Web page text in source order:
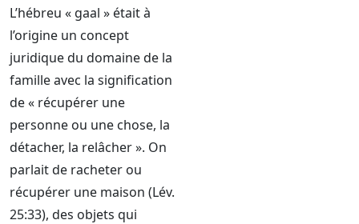
L’hébreu « gaal » était à
l’origine un concept
juridique du domaine de la
famille avec la signification
de « récupérer une
personne ou une chose, la
détacher, la relâcher ». On
parlait de racheter ou
récupérer une maison (Lév.
25:33), des objets qui